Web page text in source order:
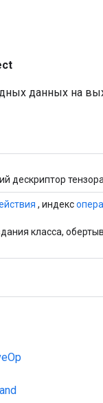
данных на
дескриптор
, индекс
класса,